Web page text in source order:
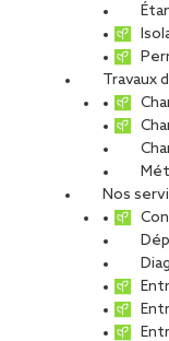
Travaux
Nos